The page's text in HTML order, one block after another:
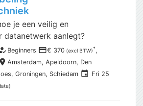
je een veilig en
datanetwerk aanlegt?
Beginners payment€ 370 (excl BTW)*,
place Amsterdam, Apeldoorn, Den
Groningen, Schiedam event Fri 25